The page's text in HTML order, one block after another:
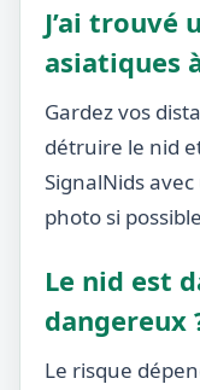
J’ai trouvé
asiatiques
Gardez vos
détruire le nid
SignalNids
photo si
Le nid est
dangereux
Le risque